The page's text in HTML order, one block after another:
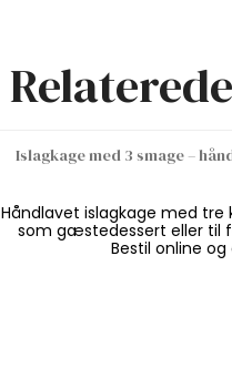
Islagkage med 3 smage –
Håndlavet islagkage med tre
som gæstedessert eller til
Bestil online